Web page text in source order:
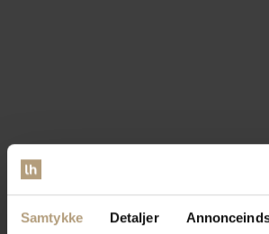
Samtykke Detaljer